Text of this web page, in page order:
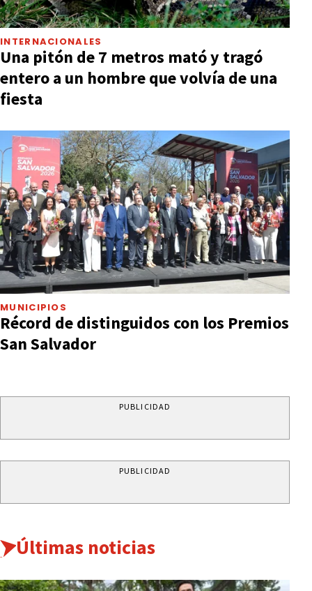
INTERNACIONALES
Una pitón de 7 metros mató y tragó
entero a un hombre que volvía de una
fiesta
MUNICIPIOS
Récord de distinguidos con los Premios
San Salvador
PUBLICIDAD
PUBLICIDAD
Últimas noticias